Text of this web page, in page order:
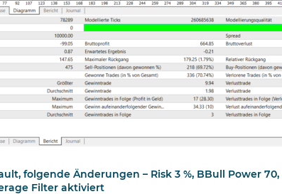
folgende Änderungen – Risk 3 %, BBull Power 70,
Filter aktiviert